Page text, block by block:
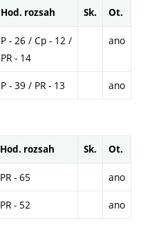
Hod. rozsah Sk. Ot.
P - 26 / Cp - 12 /
PR - 14
ano
P - 39 / PR - 13 ano
Hod. rozsah Sk. Ot.
PR - 65 ano
PR - 52 ano